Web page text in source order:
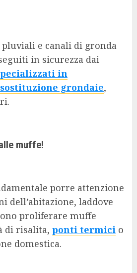
e canali di gronda
in sicurezza dai
in
grondaie,
muffe!
porre attenzione
dell’abitazione, laddove
proliferare muffe
di risalita, ponti termici o
domestica.